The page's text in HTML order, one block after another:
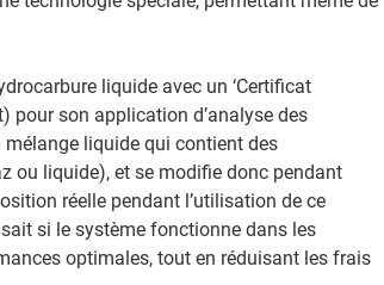
liquide avec un ‘Certificat
pour son application d’analyse des
mélange liquide qui contient des
ou liquide), et se modifie donc pendant
réelle pendant l’utilisation de ce
si le système fonctionne dans les
optimales, tout en réduisant les frais